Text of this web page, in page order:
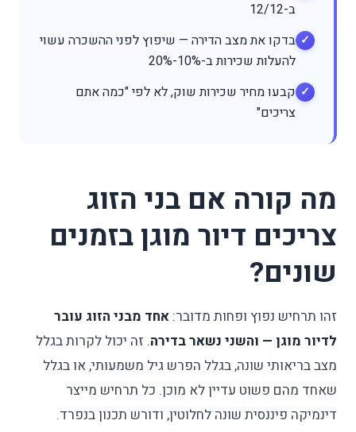
ב-12/12
בדקו את מצב הדירה — שיפוץ לפני ההשכרה עשוי
להעלות שכירות ב-10%-20%
קבעו מחיר שכירות שוק, לא לפי "כמה אתם
צריכים"
מה קורה אם בני הזוג
צריכים דיור מוגן בזמנים
שונים?
זהו תרחיש נפוץ ופחות מדובר: אחד מבני הזוג עובר
לדיור מוגן — והשני נשאר בדירה. זה יכול לקרות בגלל
מצב בריאותי שונה, בגלל הפרש גיל משמעותי, או בגלל
שאחד מהם פשוט עדיין לא מוכן. כל תרחיש מייצר
דינמיקה פיננסית שונה לחלוטין, ודורש תכנון בנפרד.